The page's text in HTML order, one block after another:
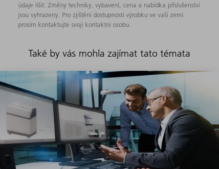
údaje lišit. Změny techniky, vybavení, cena a nabídka příslušenství
jsou vyhrazeny. Pro zjištění dostupnosti výrobku ve vaší zemi
prosím kontaktujte svoji kontaktní osobu.
Také by vás mohla zajímat tato témata